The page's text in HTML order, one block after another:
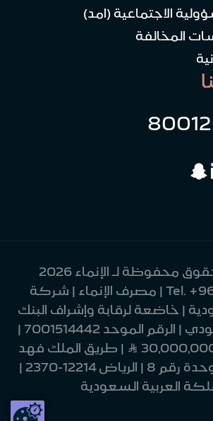
الاجتماعية (امد)
المخالفة
محفوظة لـ الإنماء 2026
Tel. | مصرف الإنماء | شركة
| خاضعة لرقابة وإشراف البنك
المركزي السعودي | الرقم الموحد 7001514442 |
رأس مال 30,000,000,000 Ʀ | طريق الملك فهد
9033 | العليا | وحدة رقم 8 | الرياض 12214-2370 |
العربية السعودية